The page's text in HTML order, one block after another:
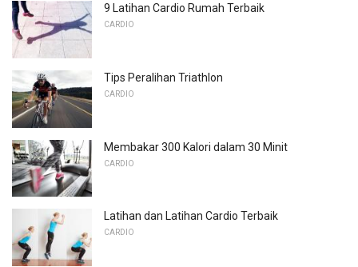
9 Latihan Cardio Rumah Terbaik
CARDIO
Tips Peralihan Triathlon
CARDIO
Membakar 300 Kalori dalam 30 Minit
CARDIO
Latihan dan Latihan Cardio Terbaik
CARDIO